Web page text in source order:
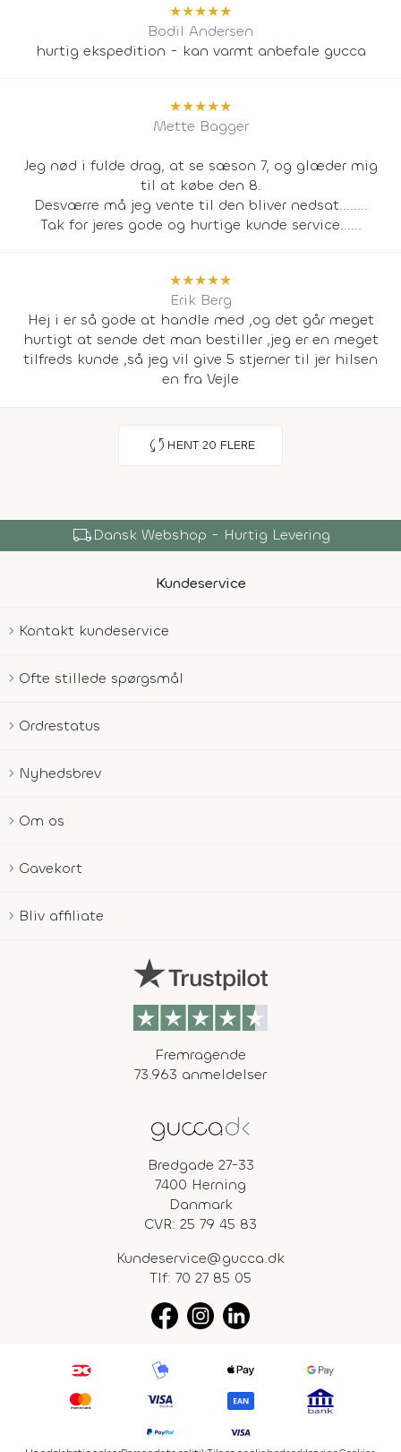
★★★★★
Bodil Andersen
hurtig ekspedition - kan varmt anbefale gucca
★★★★★
Mette Bagger
Jeg nød i fulde drag, at se sæson 7, og glæder mig
til at købe den 8.
Desværre må jeg vente til den bliver nedsat........
Tak for jeres gode og hurtige kunde service......
★★★★★
Erik Berg
Hej i er så gode at handle med ,og det går meget
hurtigt at sende det man bestiller ,jeg er en meget
tilfreds kunde ,så jeg vil give 5 stjerner til jer hilsen
en fra Vejle
sync HENT 20 FLERE
shopping_bagOver 150.000 Produkter
Kundeservice
Kontakt kundeservice
Ofte stillede spørgsmål
Ordrestatus
Nyhedsbrev
Om os
Gavekort
Bliv affiliate
Fremragende
73.963 anmeldelser
Bredgade 27-33
7400 Herning
Danmark
CVR: 25 79 45 83
Kundeservice@gucca.dk
Tlf: 70 27 85 05